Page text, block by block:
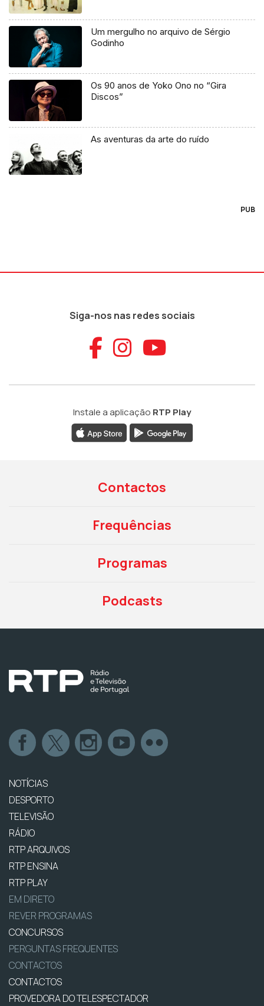
Um mergulho no arquivo de Sérgio
Godinho
Os 90 anos de Yoko Ono no “Gira
Discos”
As aventuras da arte do ruído
PUB
Siga-nos nas redes sociais
Aceder ao
Aceder ao
Aceder
Instale a aplicação RTP Play
Contactos
Frequências
Programas
Podcasts
NOTÍCIAS
DESPORTO
TELEVISÃO
RÁDIO
RTP ARQUIVOS
RTP ENSINA
RTP PLAY
EM DIRETO
REVER PROGRAMAS
CONCURSOS
PERGUNTAS FREQUENTES
CONTACTOS
CONTACTOS
PROVEDORA DO TELESPECTADOR